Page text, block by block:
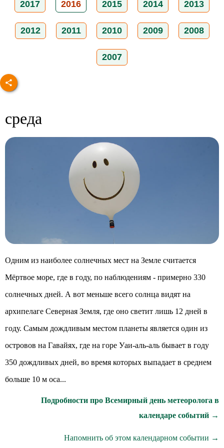
2017 2016 2015 2014 2013
2012 2011 2010 2009 2008
2007
среда
Одним из наиболее солнечных мест на Земле считается
Мёртвое море, где в году, по наблюдениям - примерно 330
солнечных дней. А вот меньше всего солнца видят на
архипелаге Северная Земля, где оно светит лишь 12 дней в
году. Самым дождливым местом планеты является один из
островов на Гавайях, где на горе Уаи-аль-аль бывает в году
350 дождливых дней, во время которых выпадает в среднем
больше 10 м оса...
Подробности про Всемирный день метеоролога в
календаре событий →
Напомнить об этом календарном событии →